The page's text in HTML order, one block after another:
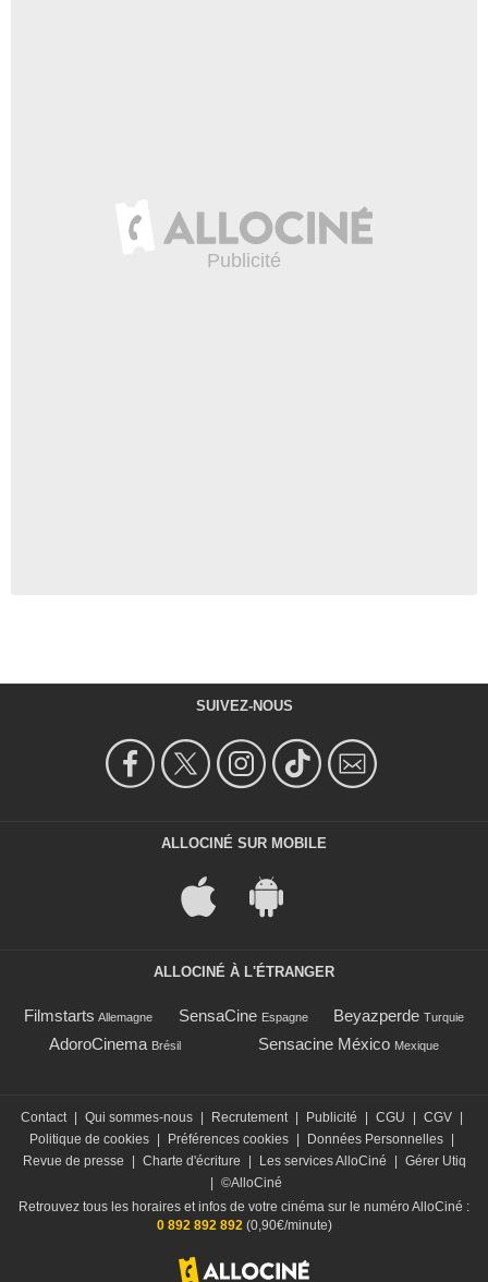
SUIVEZ-NOUS
ALLOCINÉ SUR MOBILE
ALLOCINÉ À L'ÉTRANGER
Filmstarts Allemagne SensaCine Espagne Beyazperde Turquie
AdoroCinema Brésil Sensacine México Mexique
Contact Qui sommes-nous Recrutement Publicité CGU CGV
Politique de cookies
Préférences cookies Données Personnelles
Revue de presse
Charte d'écriture Les services AlloCiné
Gérer Utiq
©AlloCiné
Retrouvez tous les horaires et infos de votre cinéma sur le numéro AlloCiné :
0 892 892 892(0,90€/minute)